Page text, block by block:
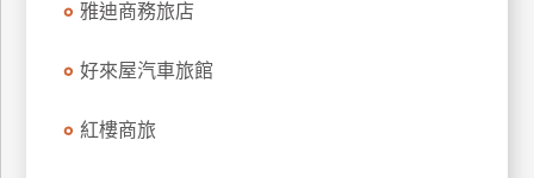
雅迪商務旅店
好來屋汽車旅館
紅樓商旅